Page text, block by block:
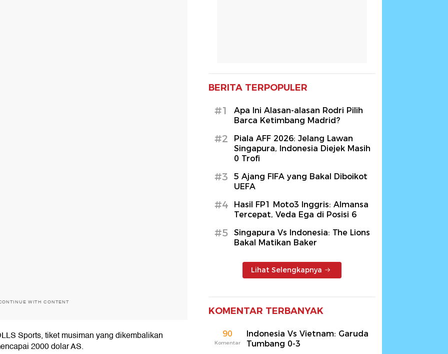
WITH CONTENT
Sports, tiket musiman yang dikembalikan
2000 dolar AS.
BERITA TERPOPULER
#1
Apa Ini Alasan-alasan Rodri Pilih
Barca Ketimbang Madrid?
#2
Piala AFF 2026: Jelang Lawan
Singapura, Indonesia Diejek Masih
0 Trofi
#3
5 Ajang FIFA yang Bakal Diboikot
UEFA
#4
Hasil FP1 Moto3 Inggris: Almansa
Tercepat, Veda Ega di Posisi 6
#5
Singapura Vs Indonesia: The Lions
Bakal Matikan Baker
Lihat Selengkapnya
KOMENTAR TERBANYAK
90
Komentar
Indonesia Vs Vietnam: Garuda
Tumbang 0-3